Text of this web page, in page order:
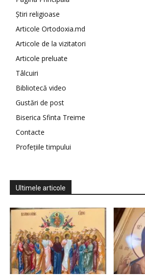
Știri religioase
Articole Ortodoxia.md
Articole de la vizitatori
Articole preluate
Tâlcuiri
Bibliotecă video
Gustări de post
Biserica Sfinta Treime
Contacte
Profețiile timpului
Ultimele articole